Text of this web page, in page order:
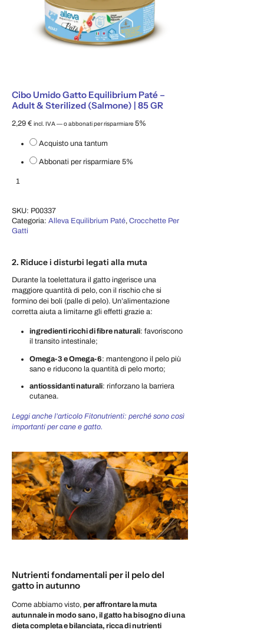
Cibo Umido Gatto Equilibrium Paté –
Adult & Sterilized (Salmone) | 85 GR
2,29 € incl. IVA—o abbonati per risparmiare 5%
Acquisto una tantum
Abbonati per risparmiare 5%
Cibo Umido Gatto Equilibrium Paté – Adult & Sterilized (Salmone) | 85 GR
SKU: P00337
Categoria: Alleva Equilibrium Paté, Crocchette Per
Gatti
2. Riduce i disturbi legati alla muta
Durante la toelettatura il gatto ingerisce una
maggiore quantità di pelo, con il rischio che si
formino dei boli (palle di pelo). Un’alimentazione
corretta aiuta a limitarne gli effetti grazie a:
ingredienti ricchi di fibre naturali: favoriscono
il transito intestinale;
Omega-3 e Omega-6: mantengono il pelo più
sano e riducono la quantità di pelo morto;
antiossidanti naturali: rinforzano la barriera
cutanea.
Leggi anche l’articolo Fitonutrienti: perché sono così
importanti per cane e gatto.
Nutrienti fondamentali per il pelo del
gatto in autunno
Come abbiamo visto, per affrontare la muta
autunnale in modo sano, il gatto ha bisogno di una
dieta completa e bilanciata, ricca di nutrienti